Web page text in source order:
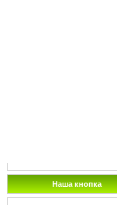
Наша кнопка